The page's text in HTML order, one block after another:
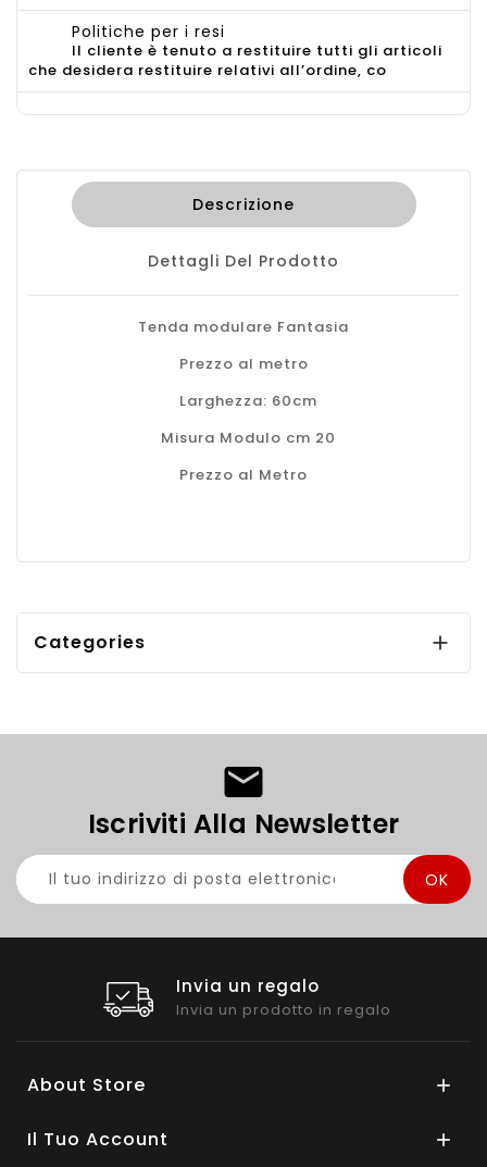
Politiche per i resi
Il cliente è tenuto a restituire tutti gli articoli
che desidera restituire relativi all’ordine, co
Descrizione
Dettagli Del Prodotto
Tenda modulare Fantasia
Prezzo al metro
Larghezza: 60cm
Misura Modulo cm 20
Prezzo al Metro
Categories 
Iscriviti Alla Newsletter
Invia un regalo
Invia un prodotto in regalo
About Store 
Il Tuo Account 